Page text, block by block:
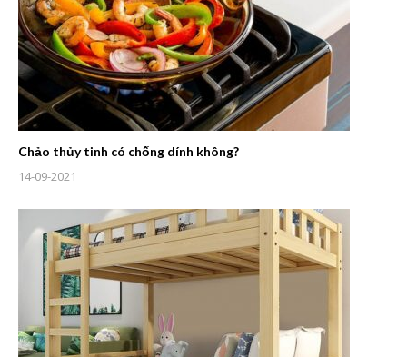
Chảo thủy tinh có chống dính không?
14-09-2021